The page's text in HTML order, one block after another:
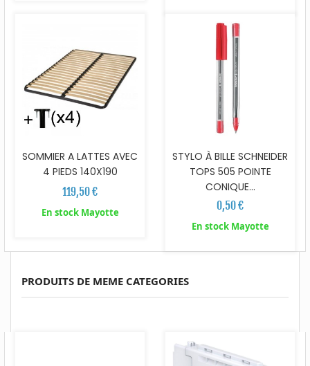
SOMMIER A LATTES AVEC
4 PIEDS 140X190
119,50 €
En stock Mayotte
STYLO À BILLE SCHNEIDER
TOPS 505 POINTE
CONIQUE...
0,50 €
En stock Mayotte
PRODUITS DE MEME CATEGORIES